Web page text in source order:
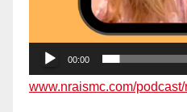
00:00
www.nraismc.com/